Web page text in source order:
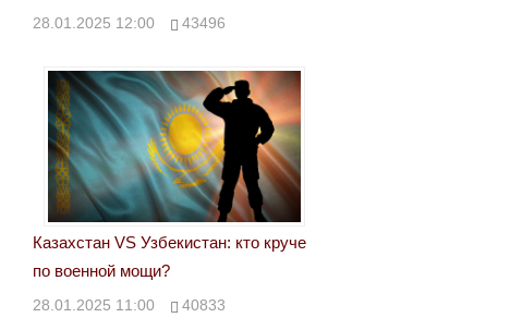
28.01.2025 12:00 43496
Казахстан VS Узбекистан: кто круче
по военной мощи?
28.01.2025 11:00 40833